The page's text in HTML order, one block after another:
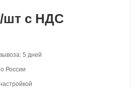
/шт с НДС
5 дней
России